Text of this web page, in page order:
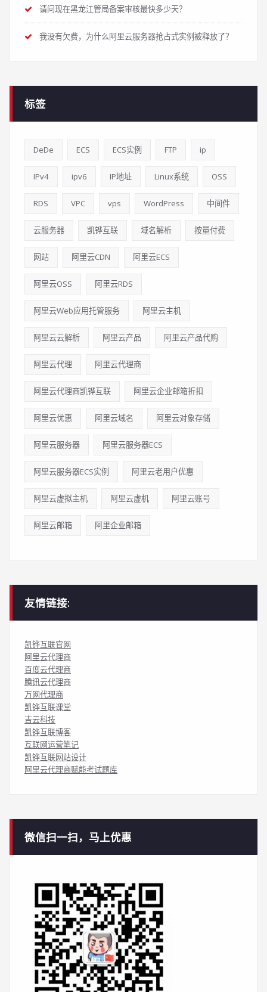
请问现在黑龙江管局备案审核最快多少天？
我没有欠费，为什么阿里云服务器抢占式实例被释放了？
标签
DeDe ECS ECS实例 FTP ip
IPv4 ipv6 IP地址 Linux系统 OSS
RDS VPC vps WordPress 中间件
云服务器 凯铧互联 域名解析 按量付费
网站 阿里云CDN 阿里云ECS
阿里云OSS 阿里云RDS
阿里云Web应用托管服务 阿里云主机
阿里云云解析 阿里云产品 阿里云产品代购
阿里云代理 阿里云代理商
阿里云代理商凯铧互联 阿里云企业邮箱折扣
阿里云优惠 阿里云域名 阿里云对象存储
阿里云服务器 阿里云服务器ECS
阿里云服务器ECS实例 阿里云老用户优惠
阿里云虚拟主机 阿里云虚机 阿里云账号
阿里云邮箱 阿里企业邮箱
友情链接:
凯铧互联官网
阿里云代理商
百度云代理商
腾讯云代理商
万网代理商
凯铧互联课堂
吉云科技
凯铧互联博客
互联网运营笔记
凯铧互联网站设计
阿里云代理商赋能考试题库
微信扫一扫，马上优惠